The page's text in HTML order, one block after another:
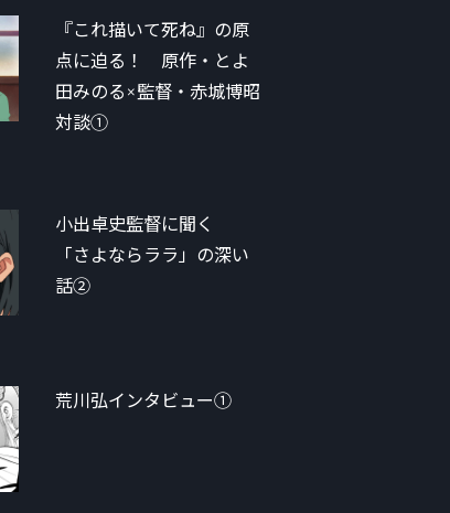
『これ描いて死ね』の原
点に迫る！ 原作・とよ
田みのる×監督・赤城博昭
対談①
小出卓史監督に聞く
「さよならララ」の深い
話②
荒川弘インタビュー①